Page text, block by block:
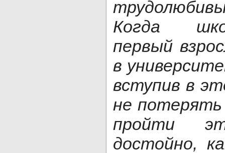
Когда
первый
в
вступив в
не потерять
пройти
достойно,